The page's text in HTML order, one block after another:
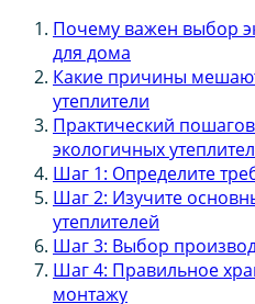
Почему важен выбор
для дома
Какие причины
утеплители
Практический
экологичных
Шаг 1: Определите
Шаг 2: Изучите
утеплителей
Шаг 3: Выбор
Шаг 4: Правильное
монтажу